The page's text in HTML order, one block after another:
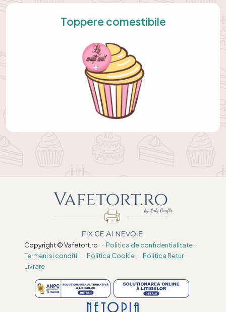
Toppere comestibile
Copyright © Vafetort.ro · Politica de confidentialitate ·
Termeni si conditii · Politica Cookie · Politica Retur ·
Livrare